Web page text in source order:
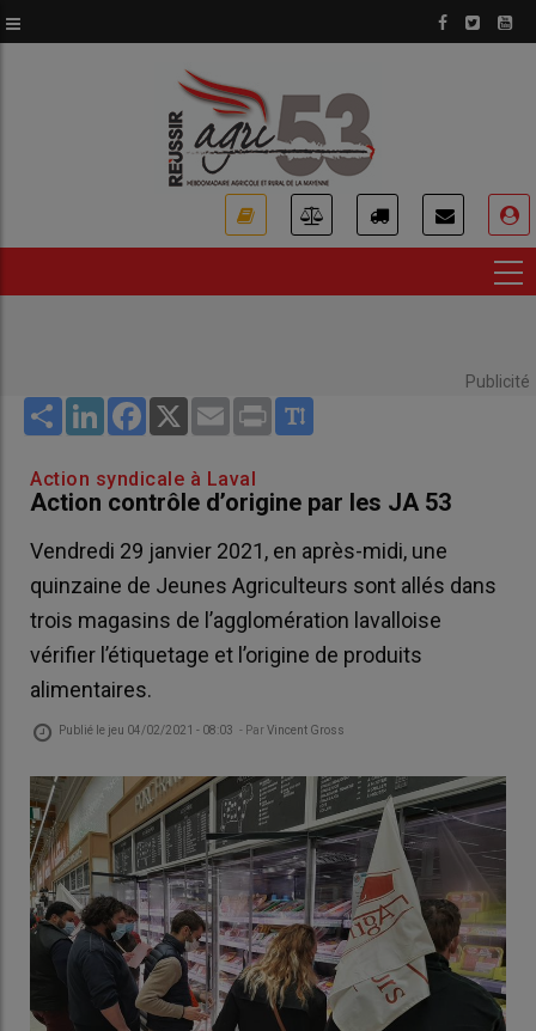
au
Publicité
Share LinkedInFacebook
X Email Print
Action syndicale à Laval
Action contrôle d’origine par les JA 53
Vendredi 29 janvier 2021, en après-midi, une
quinzaine de Jeunes Agriculteurs sont allés dans
trois magasins de l’agglomération lavalloise
vérifier l’étiquetage et l’origine de produits
alimentaires.
Publié le jeu 04/02/2021 - 08:03 - ParVincent Gross